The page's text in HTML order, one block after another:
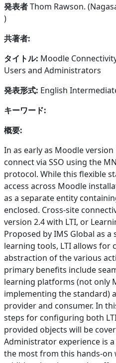
発表者Thom Rawson.
)
共著者:
タイトル: Moodle
Users and Administrators
発表形式: English
キーワード:
概要:
In as early as Moodle
connect via SSO using the
protocol. While this flexible
access across Moodle
as a separate entity
enclosed. Cross-site
version 2.4 with LTI, or
Proposed by IMS Global as
learning tools, LTI allows for
abstraction of the various
primary benefits include
learning platforms (not only
implementing the standard)
provider and consumer. In
steps for configuring both
provided objects will be
Administrator experience is
the most from this hands-on